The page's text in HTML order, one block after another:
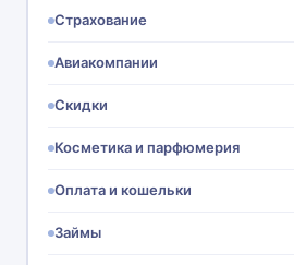
Страхование
Авиакомпании
Скидки
Косметика и парфюмерия
Оплата и кошельки
Займы